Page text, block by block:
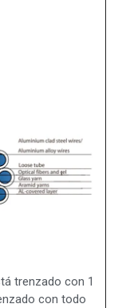
trenzado con 1
con todo